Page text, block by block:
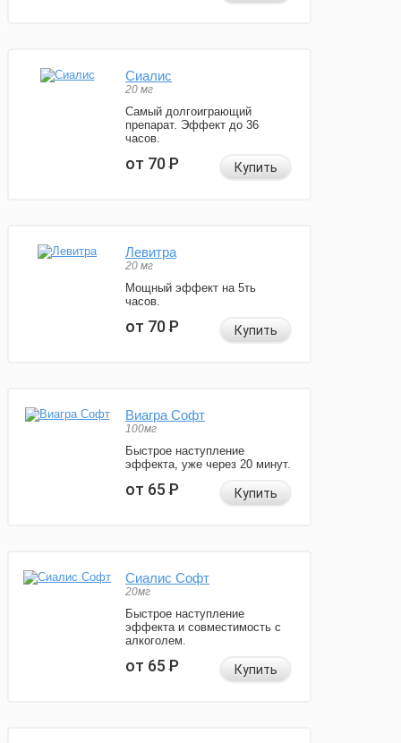
Сиалис
20 мг
Самый долгоиграющий
препарат. Эффект до 36
часов.
от 70Р Купить
Левитра
20 мг
Мощный эффект на 5ть
часов.
от 70Р Купить
Виагра Софт
100мг
Быстрое наступление
эффекта, уже через 20 минут.
от 65Р Купить
Сиалис Софт
20мг
Быстрое наступление
эффекта и совместимость с
алкоголем.
от 65Р Купить